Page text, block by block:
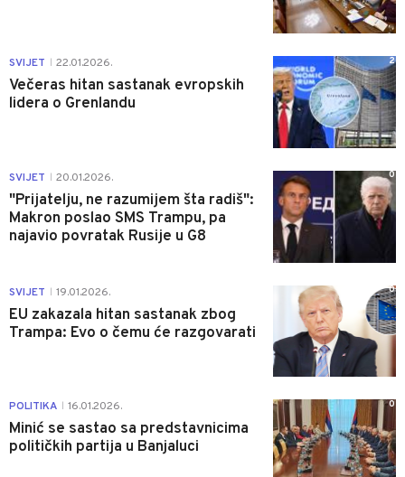
SVIJET 22.01.2026.
Večeras hitan sastanak evropskih
lidera o Grenlandu
2
SVIJET 20.01.2026.
"Prijatelju, ne razumijem šta radiš":
Makron poslao SMS Trampu, pa
najavio povratak Rusije u G8
0
SVIJET 19.01.2026.
EU zakazala hitan sastanak zbog
Trampa: Evo o čemu će razgovarati
0
POLITIKA 16.01.2026.
Minić se sastao sa predstavnicima
političkih partija u Banjaluci
0